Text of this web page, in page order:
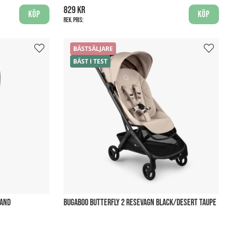
Köp 829 kr
Rek. pris:
Köp
BÄSTSÄLJARE
BÄST I TEST
BUGABOO BUTTERFLY 2 RESEVAGN BLACK/DESERT TAUPE